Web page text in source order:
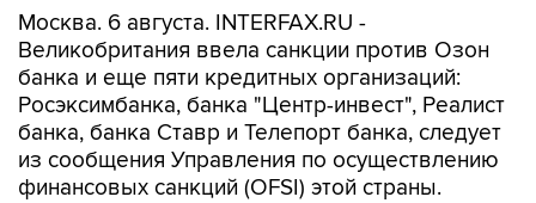
Москва. 6 августа. INTERFAX.RU -
Великобритания ввела санкции против Озон
банка и еще пяти кредитных организаций:
Росэксимбанка, банка "Центр-инвест", Реалист
банка, банка Ставр и Телепорт банка, следует
из сообщения Управления по осуществлению
финансовых санкций (OFSI) этой страны.